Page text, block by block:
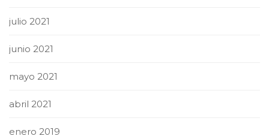
julio 2021
junio 2021
mayo 2021
abril 2021
enero 2019